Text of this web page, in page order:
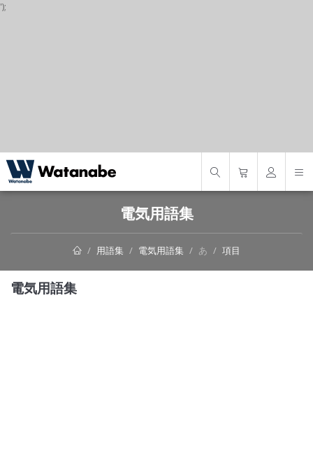
');
電気用語集
用語集 電気用語集 あ 項目
電気用語集